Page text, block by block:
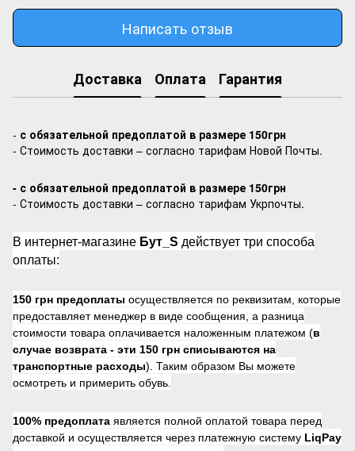
Написать отзыв
Доставка Оплата Гарантия
- с обязательной предоплатой в размере 150грн
- Стоимость доставки – согласно тарифам Новой Почты.
- с обязательной предоплатой в размере 150грн
- Стоимость доставки – согласно тарифам Укрпочты.
В интернет-магазине Бут_S действует три способа
оплаты:
150 грн предоплаты осуществляется по реквизитам, которые
предоставляет менеджер в виде сообщения, а разница
стоимости товара оплачивается наложенным платежом (в
случае возврата - эти 150 грн списываются на
транспортные расходы). Таким образом Вы можете
осмотреть и примерить обувь.
100% предоплата является полной оплатой товара перед
доставкой и осуществляется через платежную систему LiqPay